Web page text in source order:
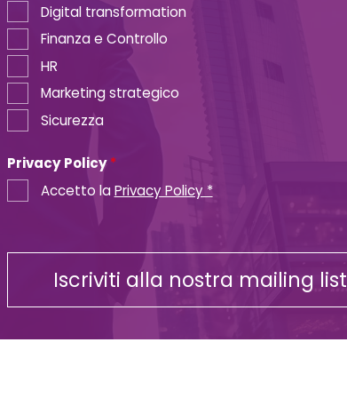
Digital transformation
Finanza e Controllo
HR
Marketing strategico
Sicurezza
Privacy Policy*
Accetto laPrivacy Policy *
Iscriviti alla nostra mailing list